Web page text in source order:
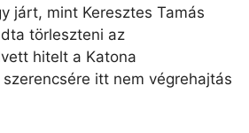
járt, mint Keresztes Tamás
törleszteni az
hitelt a Katona
itt nem végrehajtás